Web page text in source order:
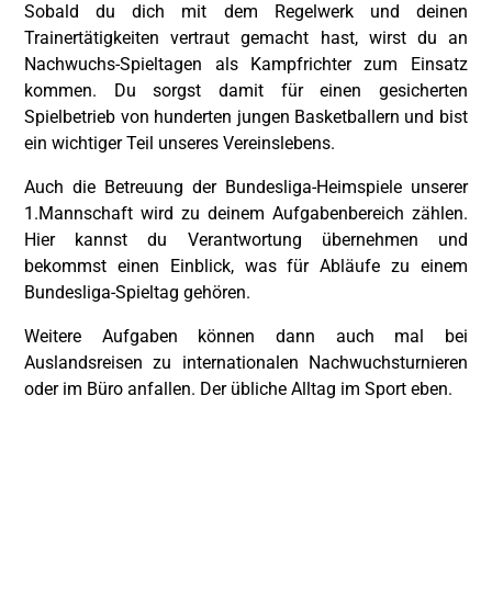
Sobald du dich mit dem Regelwerk und deinen
Trainertätigkeiten vertraut gemacht hast, wirst du an
Nachwuchs-Spieltagen als Kampfrichter zum Einsatz
kommen. Du sorgst damit für einen gesicherten
Spielbetrieb von hunderten jungen Basketballern und bist
ein wichtiger Teil unseres Vereinslebens.
Auch die Betreuung der Bundesliga-Heimspiele unserer
1.Mannschaft wird zu deinem Aufgabenbereich zählen.
Hier kannst du Verantwortung übernehmen und
bekommst einen Einblick, was für Abläufe zu einem
Bundesliga-Spieltag gehören.
Weitere Aufgaben können dann auch mal bei
Auslandsreisen zu internationalen Nachwuchsturnieren
oder im Büro anfallen. Der übliche Alltag im Sport eben.